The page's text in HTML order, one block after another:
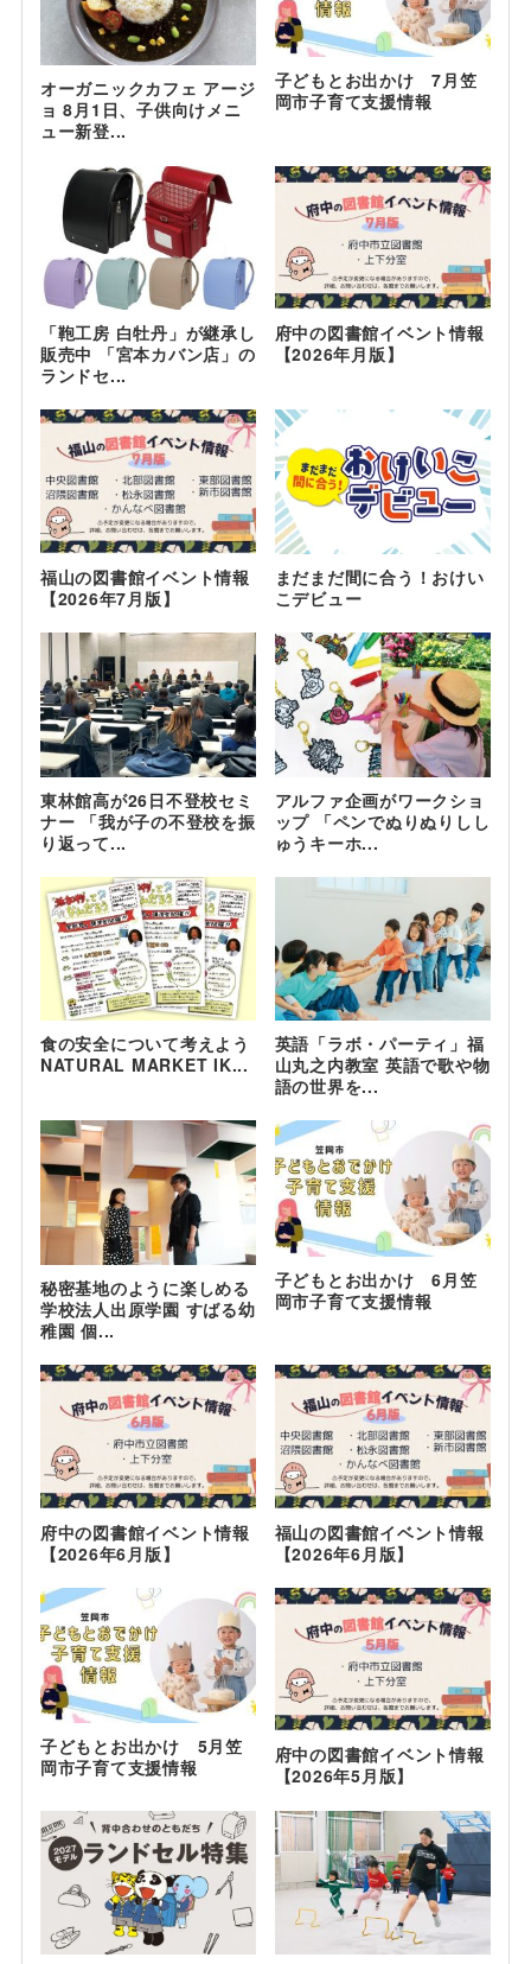
オーガニックカフェ アージ
ョ 8月1日、子供向けメニ
ュー新登...
子どもとお出かけ 7月笠
岡市子育て支援情報
「鞄工房 白牡丹」が継承し
販売中 「宮本カバン店」の
ランドセ...
府中の図書館イベント情報
【2026年月版】
福山の図書館イベント情報
【2026年7月版】
まだまだ間に合う！おけい
こデビュー
東林館高が26日不登校セミ
ナー 「我が子の不登校を振
り返って...
アルファ企画がワークショ
ップ 「ペンでぬりぬりしし
ゅうキーホ...
食の安全について考えよう
NATURAL MARKET IK...
英語「ラボ・パーティ」福
山丸之内教室 英語で歌や物
語の世界を...
秘密基地のように楽しめる
学校法人出原学園 すばる幼
稚園 個...
子どもとお出かけ 6月笠
岡市子育て支援情報
府中の図書館イベント情報
【2026年6月版】
福山の図書館イベント情報
【2026年6月版】
子どもとお出かけ 5月笠
岡市子育て支援情報
府中の図書館イベント情報
【2026年5月版】